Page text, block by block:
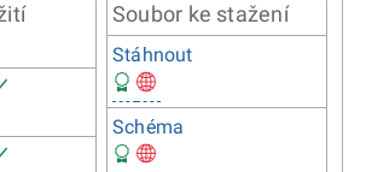
Soubor ke stažení
Stáhnout
Schéma